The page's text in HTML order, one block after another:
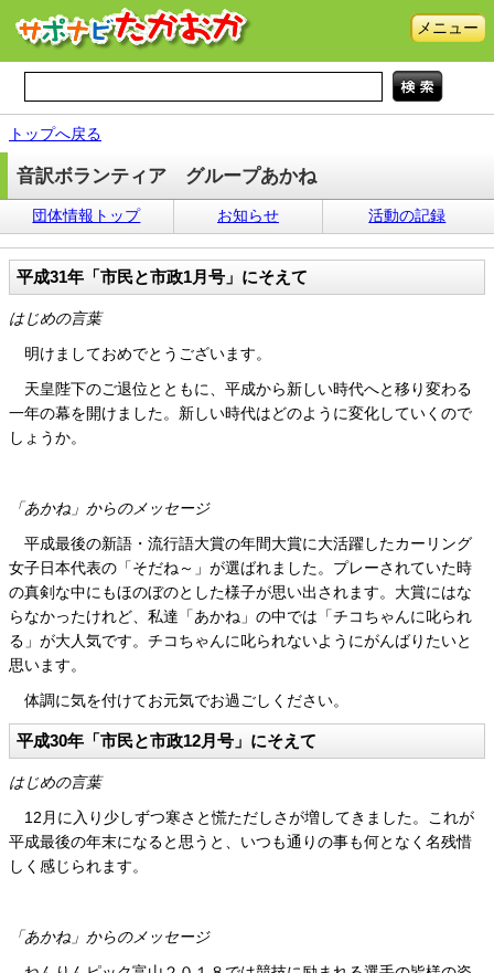
メニュー
トップへ戻る
音訳ボランティア グループあかね
団体情報トップ お知らせ 活動の記録
平成31年「市民と市政1月号」にそえて
はじめの言葉
明けましておめでとうございます。
天皇陛下のご退位とともに、平成から新しい時代へと移り変わる
一年の幕を開けました。新しい時代はどのように変化していくので
しょうか。
「あかね」からのメッセージ
平成最後の新語・流行語大賞の年間大賞に大活躍したカーリング
女子日本代表の「そだね～」が選ばれました。プレーされていた時
の真剣な中にもほのぼのとした様子が思い出されます。大賞にはな
らなかったけれど、私達「あかね」の中では「チコちゃんに叱られ
る」が大人気です。チコちゃんに叱られないようにがんばりたいと
思います。
体調に気を付けてお元気でお過ごしください。
平成30年「市民と市政12月号」にそえて
はじめの言葉
12月に入り少しずつ寒さと慌ただしさが増してきました。これが
平成最後の年末になると思うと、いつも通りの事も何となく名残惜
しく感じられます。
「あかね」からのメッセージ